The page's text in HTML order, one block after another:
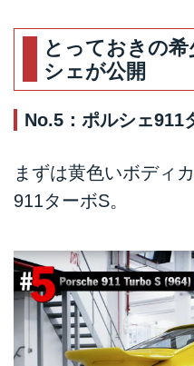
とっておきの
シェが公開
No.5：ポルシェ911
まずは黄色いボディ
911ターボS。